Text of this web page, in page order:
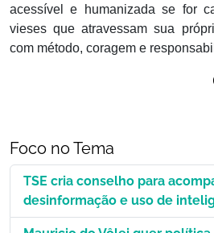
acessível e humanizada se for
vieses que atravessam sua
com método, coragem e
Foco no Tema
TSE cria conselho para
desinformação e uso de